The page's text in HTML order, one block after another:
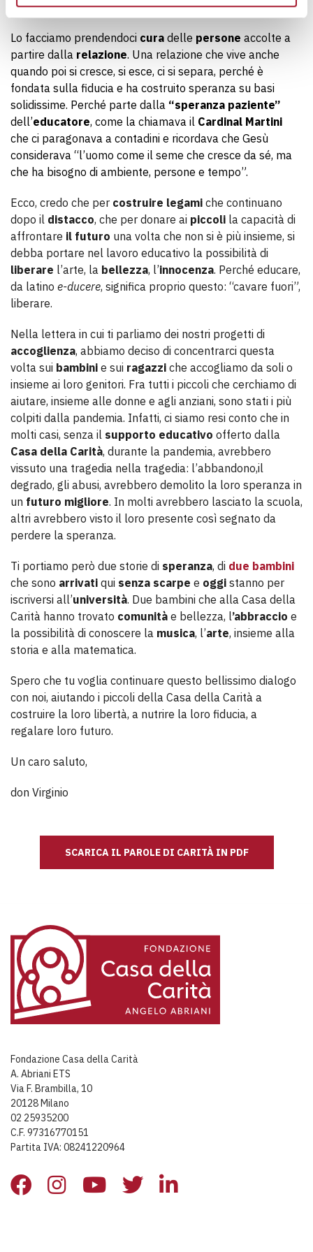
distacco, dopo la morte.
Lo facciamo prendendoci cura delle persone accolte a
partire dalla relazione. Una relazione che vive anche
quando poi si cresce, si esce, ci si separa, perché è
fondata sulla fiducia e ha costruito speranza su basi
solidissime. Perché parte dalla “speranza paziente”
dell’educatore, come la chiamava il Cardinal Martini
che ci paragonava a contadini e ricordava che Gesù
considerava “l’uomo come il seme che cresce da sé, ma
che ha bisogno di ambiente, persone e tempo”.
Ecco, credo che per costruire legami che continuano
dopo il distacco, che per donare ai piccoli la capacità di
affrontare il futuro una volta che non si è più insieme, si
debba portare nel lavoro educativo la possibilità di
liberare l’arte, la bellezza, l’innocenza. Perché educare,
da latino e-ducere, significa proprio questo: “cavare fuori”,
liberare.
Nella lettera in cui ti parliamo dei nostri progetti di
accoglienza, abbiamo deciso di concentrarci questa
volta sui bambini e sui ragazzi che accogliamo da soli o
insieme ai loro genitori. Fra tutti i piccoli che cerchiamo di
aiutare, insieme alle donne e agli anziani, sono stati i più
colpiti dalla pandemia. Infatti, ci siamo resi conto che in
molti casi, senza il supporto educativo offerto dalla
Casa della Carità, durante la pandemia, avrebbero
vissuto una tragedia nella tragedia: l’abbandono,il
degrado, gli abusi, avrebbero demolito la loro speranza in
un futuro migliore. In molti avrebbero lasciato la scuola,
altri avrebbero visto il loro presente così segnato da
perdere la speranza.
Ti portiamo però due storie di speranza, di due bambini
che sono arrivati qui senza scarpe e oggi stanno per
iscriversi all’università. Due bambini che alla Casa della
Carità hanno trovato comunità e bellezza, l’abbraccio e
la possibilità di conoscere la musica, l’arte, insieme alla
storia e alla matematica.
Spero che tu voglia continuare questo bellissimo dialogo
con noi, aiutando i piccoli della Casa della Carità a
costruire la loro libertà, a nutrire la loro fiducia, a
regalare loro futuro.
Un caro saluto,
don Virginio
SCARICA IL PAROLE DI CARITÀ IN PDF
Fondazione Casa della Carità
A. Abriani ETS
Via F. Brambilla, 10
20128 Milano
02 25935200
C.F. 97316770151
Partita IVA: 08241220964